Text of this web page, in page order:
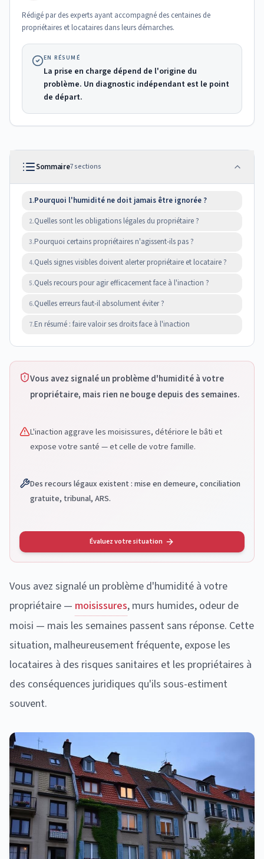
Rédigé par des experts ayant accompagné des centaines de
propriétaires et locataires dans leurs démarches.
EN RÉSUMÉ
La prise en charge dépend de l'origine du
problème. Un diagnostic indépendant est le point
de départ.
Sommaire7sections
1.Pourquoi l'humidité ne doit jamais être ignorée ?
2.Quelles sont les obligations légales du propriétaire ?
3.Pourquoi certains propriétaires n'agissent-ils pas ?
4.Quels signes visibles doivent alerter propriétaire et locataire ?
5.Quels recours pour agir efficacement face à l'inaction ?
6.Quelles erreurs faut-il absolument éviter ?
7.En résumé : faire valoir ses droits face à l'inaction
Vous avez signalé un problème d'humidité à votre
propriétaire, mais rien ne bouge depuis des semaines.
L'inaction aggrave les moisissures, détériore le bâti et
expose votre santé — et celle de votre famille.
Des recours légaux existent : mise en demeure, conciliation
gratuite, tribunal, ARS.
Évaluez votre situation
Vous avez signalé un problème d'humidité à votre
propriétaire — moisissures, murs humides, odeur de
moisi — mais les semaines passent sans réponse. Cette
situation, malheureusement fréquente, expose les
locataires à des risques sanitaires et les propriétaires à
des conséquences juridiques qu'ils sous-estiment
souvent.